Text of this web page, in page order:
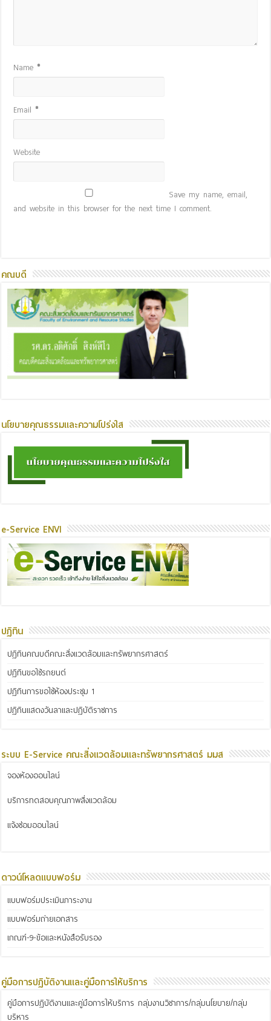
Name*
Email*
Website
Save my name, email,
and website in this browser for the next time I comment.
คณบดี
นโยบายคุณธรรมและความโปร่งใส
e-Service ENVI
ปฏิทิน
ปฏิทินคณบดีคณะสิ่งแวดล้อมและทรัพยากรศาสตร์
ปฏิทินขอใช้รถยนต์
ปฏิทินการขอใช้ห้องประชุม 1
ปฏิทินแสดงวันลาและปฏิบัติราชการ
ระบบ E-Service คณะสิ่งแวดล้อมและทรัพยากรศาสตร์ มมส
จองห้องออนไลน์
บริการทดสอบคุณภาพสิ่งแวดล้อม
แจ้งซ่อมออนไลน์
ดาวน์โหลดแบบฟอร์ม
แบบฟอร์มประเมินภาระงาน
แบบฟอร์มถ่ายเอกสาร
เกณฑ์-9-ข้อและหนังสือรับรอง
คู่มือการปฏิบัติงานและคู่มือการให้บริการ
คู่มือการปฏิบัติงานและคู่มือการให้บริการ กลุ่มงานวิชาการ/กลุ่มนโยบาย/กลุ่ม
บริหาร